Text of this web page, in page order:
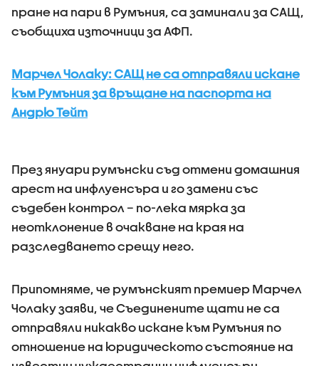
пране на пари в Румъния, са заминали за САЩ,
съобщиха източници за АФП.
Марчел Чолаку: САЩ не са отправяли искане
към Румъния за връщане на паспорта на
Андрю Тейт
През януари румънски съд отмени домашния
арест на инфлуенсъра и го замени със
съдебен контрол – по-лека мярка за
неотклонение в очакване на края на
разследването срещу него.
Припомняме, че румънският премиер Марчел
Чолаку заяви, че Съединените щати не са
отправяли никакво искане към Румъния по
отношение на юридическото състояние на